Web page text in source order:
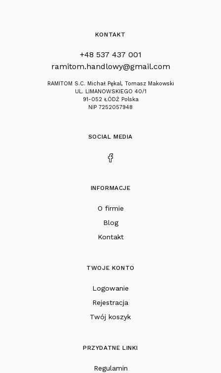
KONTAKT
+48 537 437 001
ramitom.handlowy@gmail.com
RAMITOM S.C. Michał Pękal, Tomasz Makowski
UL. LIMANOWSKIEGO 40/1
91-052 ŁÓDŹ Polska
NIP 7252057948
INFORMACJE
O firmie
Blog
Kontakt
TWOJE KONTO
Logowanie
Rejestracja
Twój koszyk
PRZYDATNE LINKI
Regulamin
SOCIAL MEDIA